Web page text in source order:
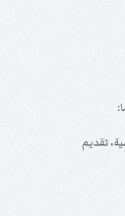
تقديم